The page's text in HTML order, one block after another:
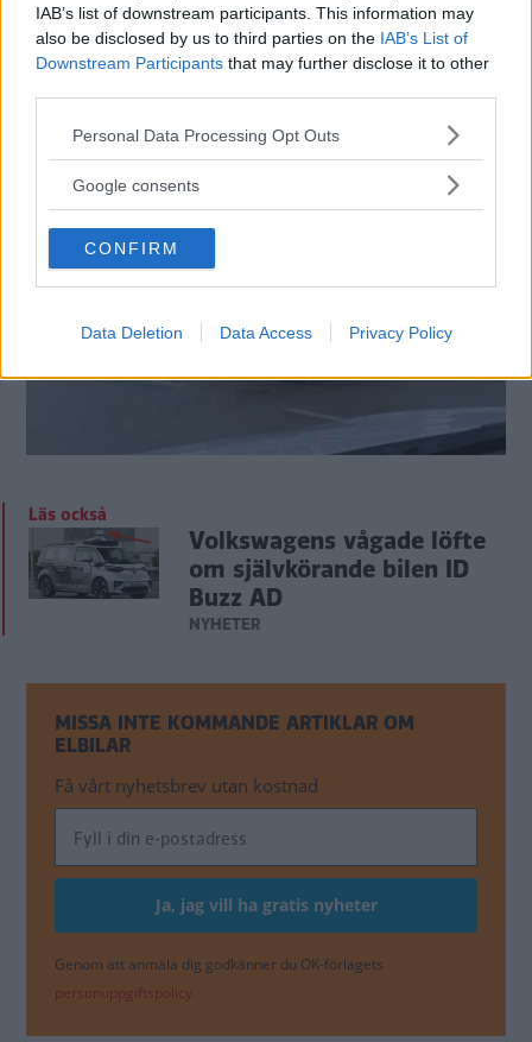
IAB’s list of downstream participants. This information may
also be disclosed by us to third parties on the IAB’s List of
Downstream Participants that may further disclose it to other
Please note that this website/app uses one or more Google
not limited to your visit or usage behaviour. You may click to
use your data for below specified purposes in below Google
consent section.
Personal Data Processing Opt Outs
Google consents
CONFIRM
Data Deletion Data Access Privacy Policy
Läs också
Volkswagens vågade löfte
om självkörande bilen ID
Buzz AD
NYHETER
MISSA INTE KOMMANDE ARTIKLAR OM
ELBILAR
Få vårt nyhetsbrev utan kostnad
Genom att anmäla dig godkänner du OK-förlagets
personuppgiftspolicy.